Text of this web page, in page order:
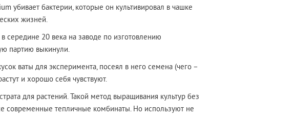
убивает бактерии, которые он культивировал в чашке
жизней.
середине 20 века на заводе по изготовлению
партию выкинули.
ваты для эксперимента, посеял в него семена (чего –
и хорошо себя чувствуют.
для растений. Такой метод выращивания культур без
современные тепличные комбинаты. Но используют не